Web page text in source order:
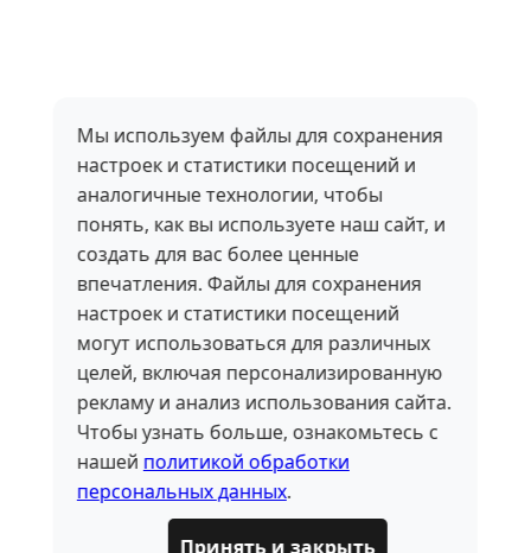
Мы используем файлы для сохранения
настроек и статистики посещений и
аналогичные технологии, чтобы
понять, как вы используете наш сайт, и
создать для вас более ценные
впечатления. Файлы для сохранения
настроек и статистики посещений
могут использоваться для различных
целей, включая персонализированную
рекламу и анализ использования сайта.
Чтобы узнать больше, ознакомьтесь с
нашей политикой обработки
персональных данных.
Принять и закрыть